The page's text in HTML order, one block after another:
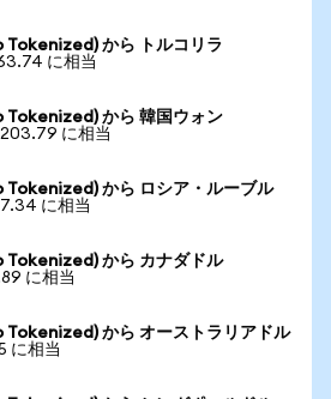
から トルコリラ
に相当
から 韓国ウォン
に相当
から ロシア・ルーブル
に相当
から カナダドル
に相当
から オーストラリアドル
に相当